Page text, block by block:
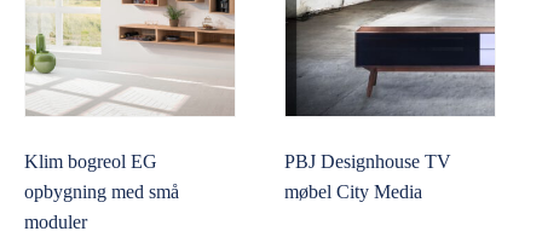
Klim bogreol EG
opbygning med små
moduler
PBJ Designhouse TV
møbel City Media